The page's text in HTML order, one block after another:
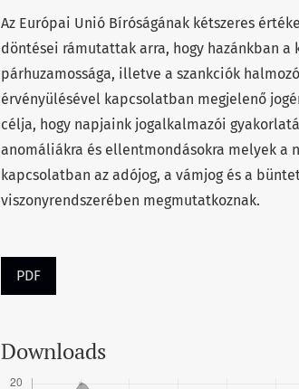
Az Európai Unió Bíróságának kétszeres
döntései rámutattak arra, hogy hazánkban a
párhuzamossága, illetve a szankciók
érvényülésével kapcsolatban megjelenő
célja, hogy napjaink jogalkalmazói
anomáliákra és ellentmondásokra melyek a
kapcsolatban az adójog, a vámjog és a
viszonyrendszerében megmutatkoznak.
PDF
Downloads